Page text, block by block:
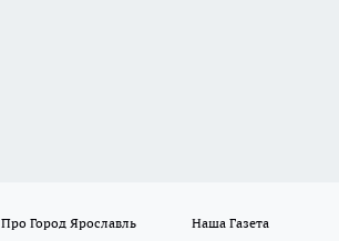
Про Город Ярославль Наша Газета